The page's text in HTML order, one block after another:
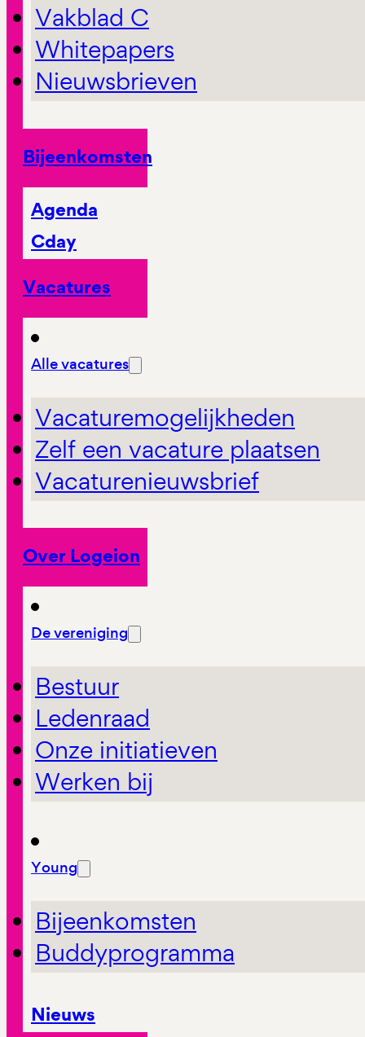
Vakblad C
Whitepapers
Nieuwsbrieven
Bijeenkomsten
Agenda
Cday
Vacatures
Alle vacatures
Vacaturemogelijkheden
Zelf een vacature plaatsen
Vacaturenieuwsbrief
Over Logeion
De vereniging
Bestuur
Ledenraad
Onze initiatieven
Werken bij
Young
Bijeenkomsten
Buddyprogramma
Nieuws